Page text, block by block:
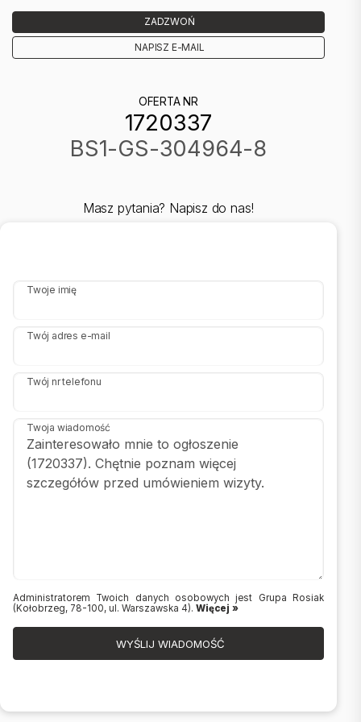
Oferta wysłana z systemu Galactica Virgo
ZADZWOŃ
NAPISZ E-MAIL
OFERTA NR
1720337
BS1-GS-304964-8
Masz pytania? Napisz do nas!
Twoje imię
Twój adres e-mail
Twój nr telefonu
Twoja wiadomość
Administratorem Twoich danych osobowych jest Grupa Rosiak
(Kołobrzeg, 78-100, ul. Warszawska 4). Więcej »
WYŚLIJ WIADOMOŚĆ